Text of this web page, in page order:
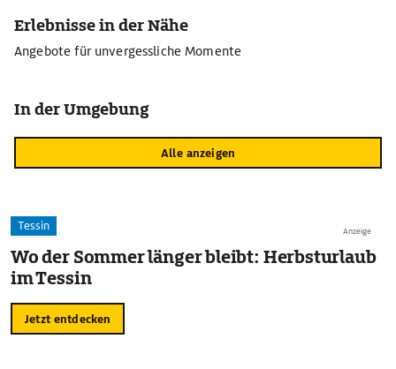
Erlebnisse in der Nähe
Angebote für unvergessliche Momente
In der Umgebung
Alle anzeigen
Anzeige
Tessin
Wo der Sommer länger bleibt: Herbsturlaub
im Tessin
Jetzt entdecken